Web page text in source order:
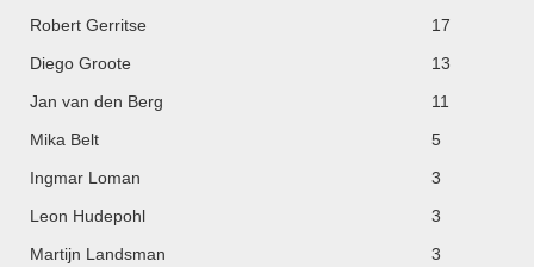
Robert Gerritse
17
Diego Groote
13
Jan van den Berg
11
Mika Belt
5
Ingmar Loman
3
Leon Hudepohl
3
Martijn Landsman
3